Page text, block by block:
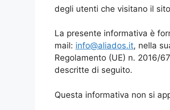
degli utenti che visitano il
La presente informativa è
mail: info@aliados.it, nella
Regolamento (UE) n. 2016/
descritte di seguito.
Questa informativa non si